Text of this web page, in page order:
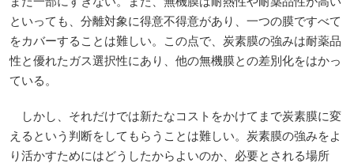
といっても、分離対象に得意不得意があり、一つの膜ですべて
をカバーすることは難しい。この点で、炭素膜の強みは耐薬品
性と優れたガス選択性にあり、他の無機膜との差別化をはかっ
ている。
しかし、それだけでは新たなコストをかけてまで炭素膜に変
えるという判断をしてもらうことは難しい。炭素膜の強みをよ
り活かすためにはどうしたからよいのか、必要とされる場所